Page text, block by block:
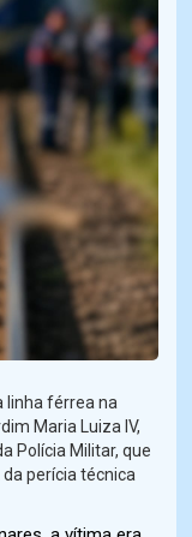
linha férrea na
Maria Luiza IV,
Polícia Militar, que
perícia técnica